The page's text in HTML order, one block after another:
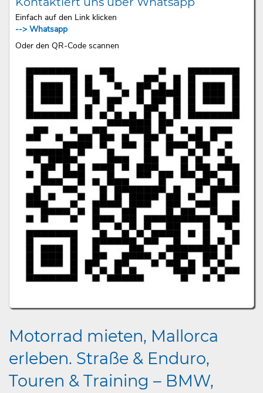
Einfach auf den Link klicken
--> Whatsapp
Oder den QR-Code scannen
Motorrad mieten, Mallorca
erleben. Straße & Enduro,
Touren & Training – BMW,